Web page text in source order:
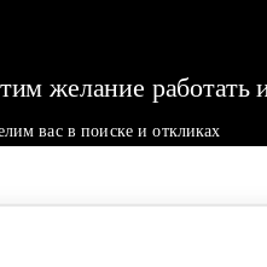
желание работать
вас в поиске и откликах